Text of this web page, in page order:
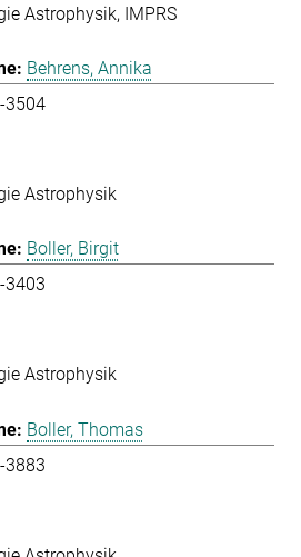
Astrophysik IMPRS
Behrens, Annika
3504
Astrophysik
Boller, Birgit
3403
Astrophysik
Boller, Thomas
3883